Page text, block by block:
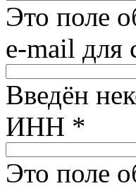
Это поле
e-mail для
Введён
ИНН *
Это поле